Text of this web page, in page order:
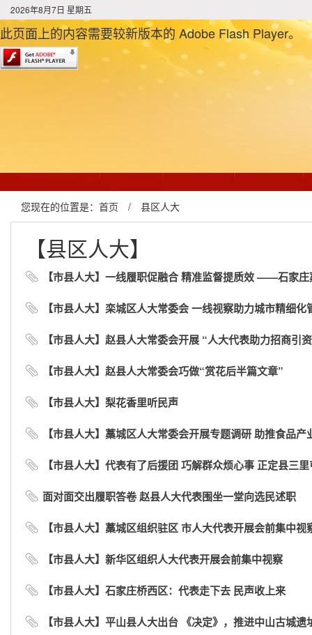
2026年8月7日 星期五
此页面上的内容需要较新版本的 Adobe Flash Player。
您现在的位置是： 首页 / 县区人大
【县区人大】
【市县人大】一线履职促融合 精准监督提质效 ——石家
【市县人大】栾城区人大常委会 一线视察助力城市精细化
【市县人大】赵县人大常委会开展 “人大代表助力招商引
【市县人大】赵县人大常委会巧做“赏花后半篇文章”
【市县人大】梨花香里听民声
【市县人大】藁城区人大常委会开展专题调研 助推食品产
【市县人大】代表有了后援团 巧解群众烦心事 正定县三
面对面交出履职答卷 赵县人大代表围坐一堂向选民述职
【市县人大】藁城区组织驻区 市人大代表开展会前集中视
【市县人大】新华区组织人大代表开展会前集中视察
【市县人大】石家庄桥西区：代表走下去 民声收上来
【市县人大】平山县人大出台 《决定》，推进中山古城遗